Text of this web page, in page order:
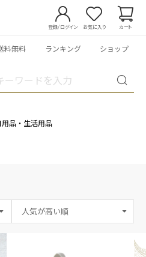
登録/ログイン お気に入り カート
料無料 ランキング ショップ
用品・生活用品